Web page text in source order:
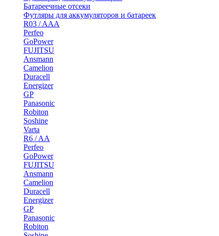
Батареечные отсеки
Футляры для аккумуляторов и батареек
R03 / AAA
Perfeo
GoPower
FUJITSU
Ansmann
Camelion
Duracell
Energizer
GP
Panasonic
Robiton
Soshine
Varta
R6 / AA
Perfeo
GoPower
FUJITSU
Ansmann
Camelion
Duracell
Energizer
GP
Panasonic
Robiton